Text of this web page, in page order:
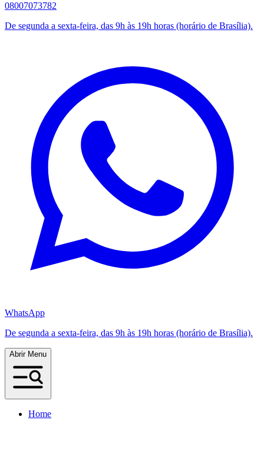
08007073782
De segunda a sexta-feira, das 9h às 19h horas (horário de Brasília).
WhatsApp
De segunda a sexta-feira, das 9h às 19h horas (horário de Brasília).
Abrir Menu
Home